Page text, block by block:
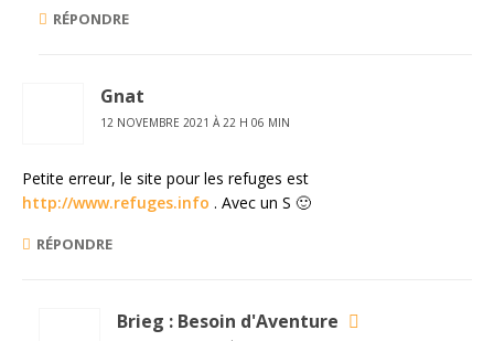
RÉPONDRE
Gnat
12 NOVEMBRE 2021 À 22 H 06 MIN
Petite erreur, le site pour les refuges est
http://www.refuges.info . Avec un S 🙂
RÉPONDRE
Brieg : Besoin d'Aventure